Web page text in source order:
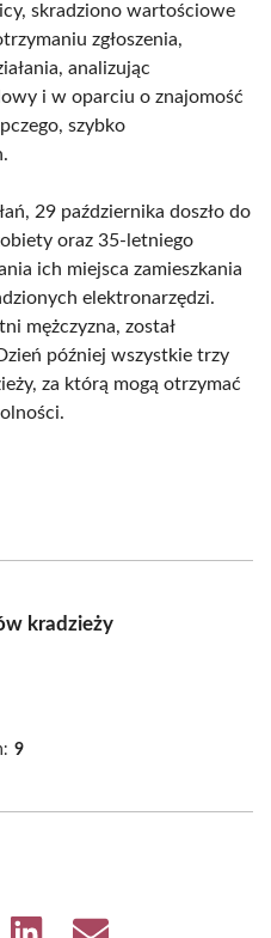
skradziono wartościowe
zgłoszenia,
analizując
i w oparciu o znajomość
szybko
29 października doszło do
oraz 35-letniego
ich miejsca zamieszkania
elektronarzędzi.
mężczyzna, został
później wszystkie trzy
za którą mogą otrzymać
kradzieży
9